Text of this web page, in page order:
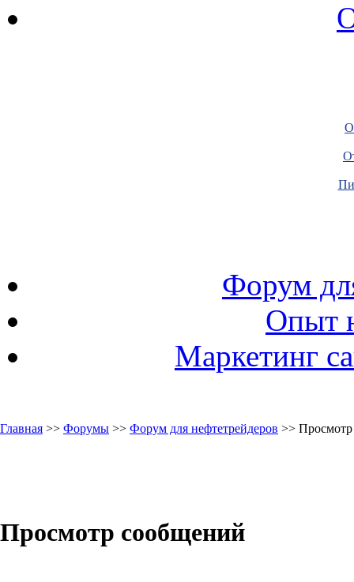
Форум
Опыт
Маркетинг
Главная >> Форумы >> Форум для нефтетрейдеров >>
Просмотр сообщений